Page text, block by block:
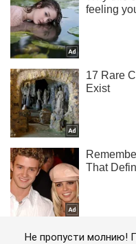
Не пропусти молнию!